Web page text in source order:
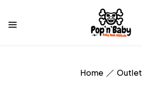
Home Outlet